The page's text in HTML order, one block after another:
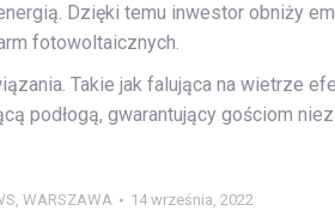
Dzięki temu inwestor obniży
fotowoltaicznych.
Takie jak falująca na wietrze
podłogą, gwarantujący gościom
, WARSZAWA 14 września, 2022